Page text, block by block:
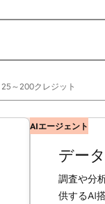
25 ～200クレジット
AIエージェント
データ
調査や分析を
供するAI搭載